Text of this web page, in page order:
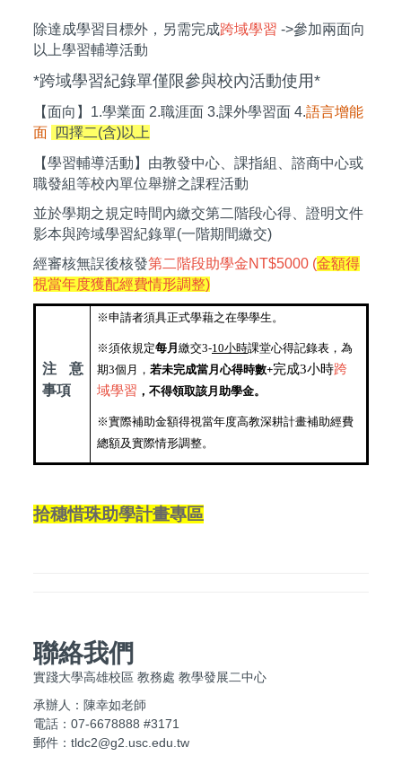
除達成學習目標外，另需完成跨域學習 ->參加兩面向
以上學習輔導活動
*跨域學習紀錄單僅限參與校內活動使用*
【面向】1.學業面 2.職涯面 3.課外學習面 4.語言增能
面
四擇二(含)以上
【學習輔導活動】由教發中心、課指組、諮商中心或
職發組等校內單位舉辦之課程活動
並於學期之規定時間內繳交第二階段心得、證明文件
影本與跨域學習紀錄單(一階期間繳交)
經審核無誤後核發第二階段助學金NT$5000 (金額得
視當年度獲配經費情形調整)
注意
事項
※申請者須具正式學藉之在學學生。
※須依規定每月繳交3-10小時課堂心得記錄表，為
期3個月， 若未完成當月心得時數+完成3小時跨
域學習 ，不得領取該月助學金。
※實際補助金額得視當年度高教深耕計畫補助經費
總額及實際情形調整。
拾穗惜珠助學計畫專區
聯絡我們
實踐大學高雄校區 教務處 教學發展二中心
承辦人：陳幸如老師
電話：07-6678888 #3171
郵件：tldc2@g2.usc.edu.tw